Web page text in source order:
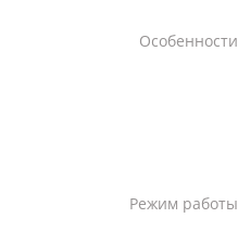
Особенности
Режим работы